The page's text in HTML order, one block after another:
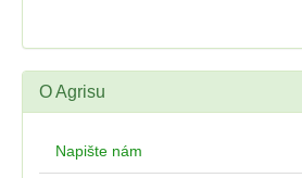
O Agrisu
Napište nám